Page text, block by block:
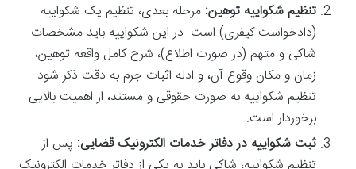
تنظیم شکواییه توهین: مرحله بعدی، تنظیم یک شکواییه
(دادخواست کیفری) است. در این شکواییه باید مشخصات
شاکی و متهم (در صورت اطلاع)، شرح کامل واقعه توهین،
زمان و مکان وقوع آن، و ادله اثبات جرم به دقت ذکر شود.
تنظیم شکواییه به صورت حقوقی و مستند، از اهمیت بالایی
برخوردار است.
ثبت شکواییه در دفاتر خدمات الکترونیک قضایی: پس از